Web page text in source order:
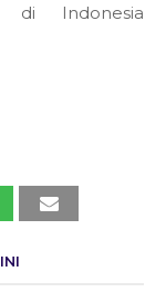
di Indonesia